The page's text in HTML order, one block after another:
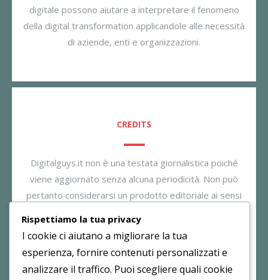
digitale possono aiutare a interpretare il fenomeno
della digital transformation applicandole alle necessità
di aziende, enti e organizzazioni.
CREDITS
Digitalguys.it non è una testata giornalistica poiché
viene aggiornato senza alcuna periodicità. Non può
pertanto considerarsi un prodotto editoriale ai sensi
essere responsabile per i commenti inseriti nei post.
Eventuali commenti dei lettori, lesivi all’immagine o
all’onorabilità di persone terze non sono da attribuirsi
al gestore.
Rispettiamo la tua privacy
I cookie ci aiutano a migliorare la tua
esperienza, fornire contenuti personalizzati e
analizzare il traffico. Puoi scegliere quali cookie